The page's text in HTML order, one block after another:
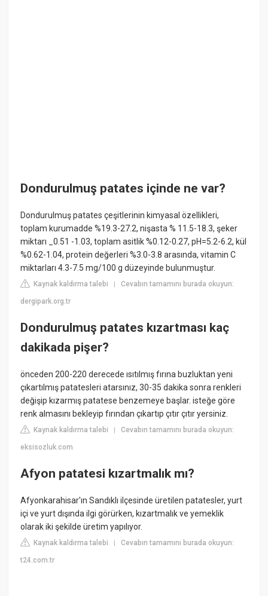
Dondurulmuş patates içinde ne var?
Dondurulmuş patates çeşitlerinin kimyasal özellikleri,
toplam kurumadde %19.3-27.2, nişasta % 11.5-18.3, şeker
miktarı _0.51 -1.03, toplam asitlik %0.12-0.27, pH=5.2-6.2, kül
%0.62-1.04, protein değerleri %3.0-3.8 arasında, vitamin C
miktarları 4.3-7.5 mg/100 g düzeyinde bulunmuştur.
Kaynak kaldırma talebi |Cevabın tamamını burada okuyun:
dergipark.org.tr
Dondurulmuş patates kızartması kaç
dakikada pişer?
önceden 200-220 derecede ısıtılmış fırına buzluktan yeni
çıkartılmış patatesleri atarsınız, 30-35 dakika sonra renkleri
değişip kızarmış patatese benzemeye başlar. isteğe göre
renk almasını bekleyip fırından çıkartıp çıtır çıtır yersiniz.
Kaynak kaldırma talebi |Cevabın tamamını burada okuyun:
eksisozluk.com
Afyon patatesi kızartmalık mı?
Afyonkarahisar'ın Sandıklı ilçesinde üretilen patatesler, yurt
içi ve yurt dışında ilgi görürken, kızartmalık ve yemeklik
olarak iki şekilde üretim yapılıyor.
Kaynak kaldırma talebi |Cevabın tamamını burada okuyun:
t24.com.tr